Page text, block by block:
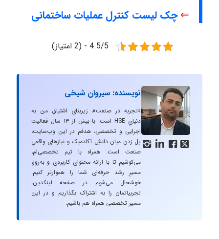
⇐چک لیست کنترل عملیات ساختمانی
4.5/5 - (2 امتیاز)
   
نویسنده: سیروان شیخی
«تجربه در صنعت»، زیربنایِ اشتیاقِ من به
دنیایِ HSE است. با بیش از ۱۳ سال فعالیت
اجرایی و تخصصی، هدفم در این وب‌سایت،
پل زدن میان دانشِ آکادمیک و نیازهای واقعیِ
صنعت است. همراه با تیم تخصصی‌ام،
می‌کوشیم تا با ارائه محتوای کاربردی و به‌روز،
مسیرِ رشد حرفه‌ای شما را هموارتر کنیم.
خوشحال می‌شوم در صفحه لینکدین،
تجربیاتمان را به اشتراک بگذاریم و در این
مسیر تخصصی همراه هم باشیم.